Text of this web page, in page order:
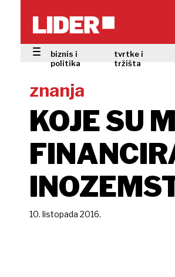
biznis i
politika
tvrtke i
tržišta
znanja
KOJE SU
10. listopada 2016.